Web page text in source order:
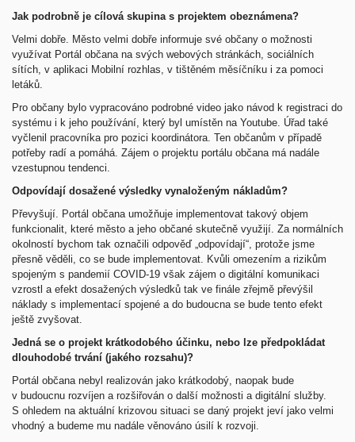
Jak podrobně je cílová skupina s projektem obeznámena?
Velmi dobře. Město velmi dobře informuje své občany o možnosti
využívat Portál občana na svých webových stránkách, sociálních
sítích, v aplikaci Mobilní rozhlas, v tištěném měsíčníku i za pomoci
letáků.
Pro občany bylo vypracováno podrobné video jako návod k registraci do
systému i k jeho používání, který byl umístěn na Youtube. Úřad také
vyčlenil pracovníka pro pozici koordinátora. Ten občanům v případě
potřeby radí a pomáhá. Zájem o projektu portálu občana má nadále
vzestupnou tendenci.
Odpovídají dosažené výsledky vynaloženým nákladům?
Převyšují. Portál občana umožňuje implementovat takový objem
funkcionalit, které město a jeho občané skutečně využijí. Za normálních
okolností bychom tak označili odpověď „odpovídají“, protože jsme
přesně věděli, co se bude implementovat. Kvůli omezením a rizikům
spojeným s pandemií COVID-19 však zájem o digitální komunikaci
vzrostl a efekt dosažených výsledků tak ve finále zřejmě převýšil
náklady s implementací spojené a do budoucna se bude tento efekt
ještě zvyšovat.
Jedná se o projekt krátkodobého účinku, nebo lze předpokládat
dlouhodobé trvání (jakého rozsahu)?
Portál občana nebyl realizován jako krátkodobý, naopak bude
v budoucnu rozvíjen a rozšiřován o další možnosti a digitální služby.
S ohledem na aktuální krizovou situaci se daný projekt jeví jako velmi
vhodný a budeme mu nadále věnováno úsilí k rozvoji.